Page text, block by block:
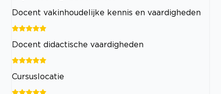
Docent vakinhoudelijke kennis en vaardigheden
Docent didactische vaardigheden
Cursuslocatie